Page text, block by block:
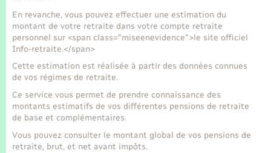
En revanche, vous pouvez effectuer une estimation du
montant de votre retraite dans votre compte retraite
personnel sur <span class="miseenevidence">le site officiel
Info-retraite.</span>
Cette estimation est réalisée à partir des données connues
de vos régimes de retraite.
Ce service vous permet de prendre connaissance des
montants estimatifs de vos différentes pensions de retraite
de base et complémentaires.
Vous pouvez consulter le montant global de vos pensions de
retraite, brut, et net avant impôts.